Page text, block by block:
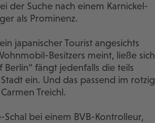
der Suche nach einem Karnickel-
als Prominenz.
japanischer Tourist angesichts
Besitzers meint, ließe sich
fängt jedenfalls die teils
ein. Und das passend im rotzig
Treichl.
bei einem BVB-Kontrolleur,